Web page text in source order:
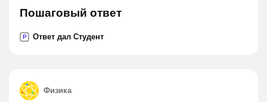
Пошаговый ответ
P Ответ дал Студент
Физика